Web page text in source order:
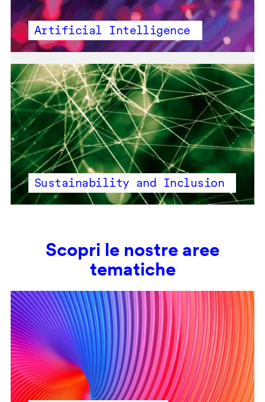
Artificial Intelligence
Sustainability and Inclusion
Scopri le nostre aree
tematiche